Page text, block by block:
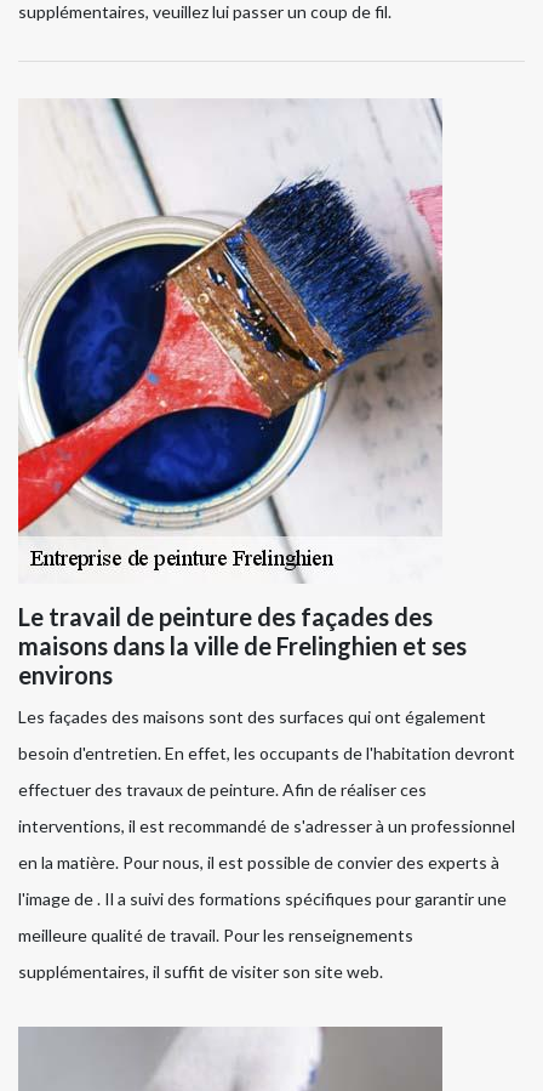
supplémentaires, veuillez lui passer un coup de fil.
Le travail de peinture des façades des
maisons dans la ville de Frelinghien et ses
environs
Les façades des maisons sont des surfaces qui ont également
besoin d'entretien. En effet, les occupants de l'habitation devront
effectuer des travaux de peinture. Afin de réaliser ces
interventions, il est recommandé de s'adresser à un professionnel
en la matière. Pour nous, il est possible de convier des experts à
l'image de . Il a suivi des formations spécifiques pour garantir une
meilleure qualité de travail. Pour les renseignements
supplémentaires, il suffit de visiter son site web.